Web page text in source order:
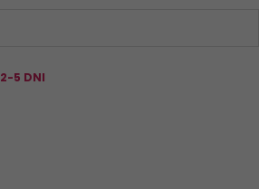
2-5 DNI